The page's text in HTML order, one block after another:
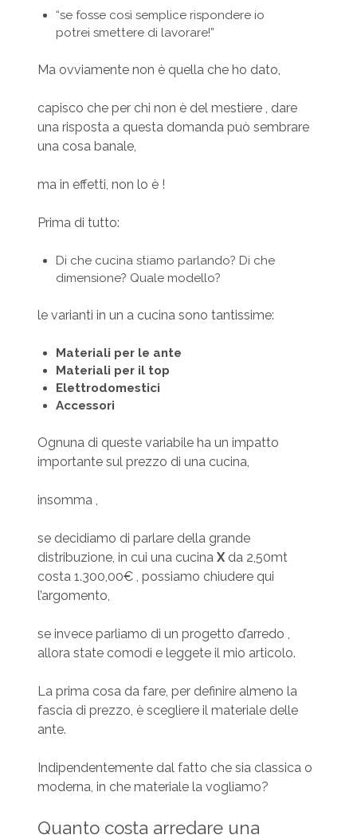
“se fosse così semplice rispondere io
potrei smettere di lavorare!”
Ma ovviamente non è quella che ho dato,
capisco che per chi non è del mestiere , dare
una risposta a questa domanda può sembrare
una cosa banale,
ma in effetti, non lo è !
Prima di tutto:
Di che cucina stiamo parlando? Di che
dimensione? Quale modello?
le varianti in un a cucina sono tantissime:
Materiali per le ante
Materiali per il top
Elettrodomestici
Accessori
Ognuna di queste variabile ha un impatto
importante sul prezzo di una cucina,
insomma ,
se decidiamo di parlare della grande
distribuzione, in cui una cucina Xda 2,50mt
costa 1.300,00€ , possiamo chiudere qui
l’argomento,
se invece parliamo di un progetto d’arredo ,
allora state comodi e leggete il mio articolo.
La prima cosa da fare, per definire almeno la
fascia di prezzo, è scegliere il materiale delle
ante.
Indipendentemente dal fatto che sia classica o
moderna, in che materiale la vogliamo?
Quanto costa arredare una